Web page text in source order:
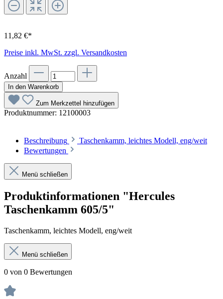
11,82 €*
Preise inkl. MwSt. zzgl. Versandkosten
Anzahl
In den Warenkorb
Zum Merkzettel hinzufügen
Produktnummer: 12100003
Beschreibung
Taschenkamm, leichtes Modell, eng/weit
Bewertungen
Menü schließen
Produktinformationen "Hercules
Taschenkamm 605/5"
Taschenkamm, leichtes Modell, eng/weit
Menü schließen
0 von 0 Bewertungen